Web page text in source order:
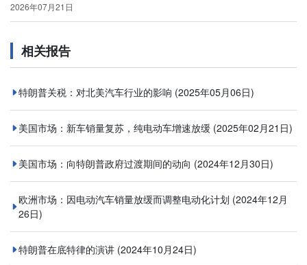
2026年07月21日
相关报告
特朗普关税：对北美汽车行业的影响 (2025年05月06日)
美国市场：新车销量复苏，纯电动车增速放缓 (2025年02月21日)
美国市场：向特朗普政府过渡期间的动向 (2024年12月30日)
欧洲市场：因电动汽车销量放缓而调整电动化计划 (2024年12月
26日)
特朗普在底特律的演讲 (2024年10月24日)